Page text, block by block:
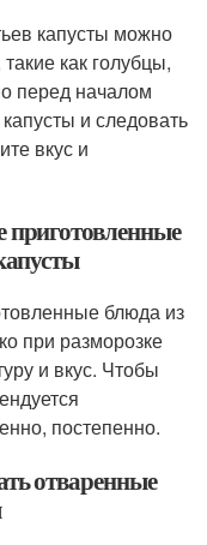
капусты можно
как голубцы,
перед началом
и следовать
вкус и
блюда из
при разморозке
и вкус. Чтобы
постепенно.
отваренные